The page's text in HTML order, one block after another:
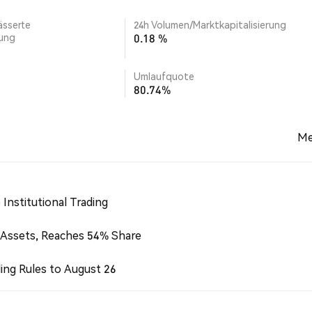
24h Volumen/Marktkapitalisierung
0.18 %
Umlaufquote
80.74%
Institutional Trading
Reaches 54% Share
Rules to August 26